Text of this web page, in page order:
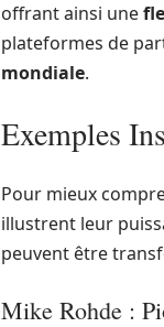
offrant ainsi une
plateformes de
mondiale.
Exemples
Pour mieux
illustrent leur
peuvent être
Mike Rohde :